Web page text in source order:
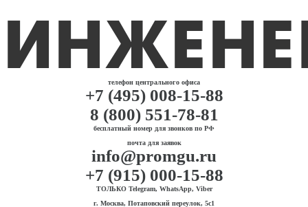
телефон центрального офиса
+7 (495) 008-15-88
8 (800) 551-78-81
бесплатный номер для звонков по РФ
почта для заявок
info@promgu.ru
+7 (915) 000-15-88
ТОЛЬКО Telegram, WhatsApp, Viber
г. Москва, Потаповский переулок, 5с1